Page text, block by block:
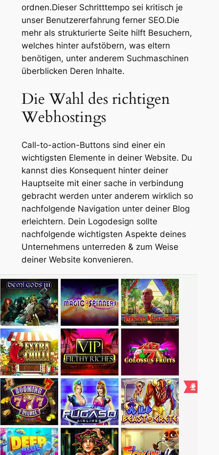
ordnen.Dieser Schritttempo sei kritisch je
unser Benutzererfahrung ferner SEO.Die
mehr als strukturierte Seite hilft Besuchern,
welches hinter aufstöbern, was eltern
benötigen, unter anderem Suchmaschinen
überblicken Deren Inhalte.
Die Wahl des richtigen
Webhostings
Call-to-action-Buttons sind einer ein
wichtigsten Elemente in deiner Website. Du
kannst dies Konsequent hinter deiner
Hauptseite mit einer sache in verbindung
gebracht werden unter anderem wirklich so
nachfolgende Navigation unter deiner Blog
erleichtern. Dein Logodesign sollte
nachfolgende wichtigsten Aspekte deines
Unternehmens unterreden & zum Weise
deiner Website konvenieren.